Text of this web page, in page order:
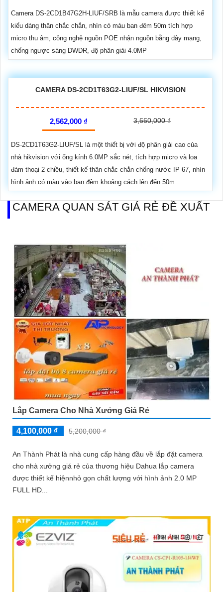
Camera DS-2CD1B47G2H-LIUF/SRB là mẫu camera được thiết kế
kiểu dáng thân chắc chắn, nhìn có màu ban đêm 50m tích hợp
micro thu âm, công nghệ nguồn POE nhận nguồn bằng dây mạng,
chống ngược sáng DWDR, độ phân giải 4.0MP
CAMERA DS-2CD1T63G2-LIUF/SL HIKVISION
2,562,000 ₫ 3,660,000 ₫
DS-2CD1T63G2-LIUF/SL là một thiết bị với độ phân giải cao của
nhà hikvision với ống kính 6.0MP sắc nét, tích hợp micro và loa
đàm thoại 2 chiều, thiết kế thân chắc chắn chống nước IP 67, nhìn
hình ảnh có màu vào ban đêm khoảng cách lên đến 50m
CAMERA QUAN SÁT GIÁ RẺ ĐỀ XUẤT
Lắp Camera Cho Nhà Xưởng Giá Rẻ
4,100,000 ₫ 5,200,000 ₫
An Thành Phát là nhà cung cấp hàng đầu về lắp đặt camera
cho nhà xưởng giá rẻ của thương hiệu Dahua lắp camera
được thiết kế hiệnnhỏ gọn chất lượng với hình ảnh 2.0 MP
FULL HD...